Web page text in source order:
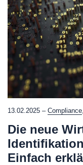
13.02.2025 – Compliance
Die neue
Einfach